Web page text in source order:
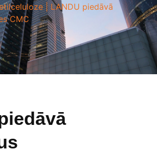
| LANDU piedāvā
CMC